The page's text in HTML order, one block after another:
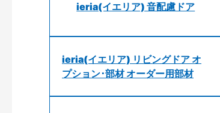
ieria(イエリア) 音配慮ドア
ieria(イエリア) リビングドア オ
プション･部材 オーダー用部材